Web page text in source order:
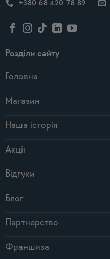
+380 68 420 78 89
Розділи сайту
Головна
Магазин
Наша історія
Акції
Відгуки
Блог
Партнерство
Франшиза